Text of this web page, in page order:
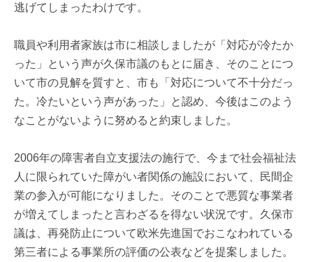
逃げてしまったわけです。
職員や利用者家族は市に相談しましたが「対応が冷たか
った」という声が久保市議のもとに届き、そのことにつ
いて市の見解を質すと、市も「対応について不十分だっ
た。冷たいという声があった」と認め、今後はこのよう
なことがないように努めると約束しました。
2006年の障害者自立支援法の施行で、今まで社会福祉法
人に限られていた障がい者関係の施設において、民間企
業の参入が可能になりました。そのことで悪質な事業者
が増えてしまったと言わざるを得ない状況です。久保市
議は、再発防止について欧米先進国でおこなわれている
第三者による事業所の評価の公表などを提案しました。